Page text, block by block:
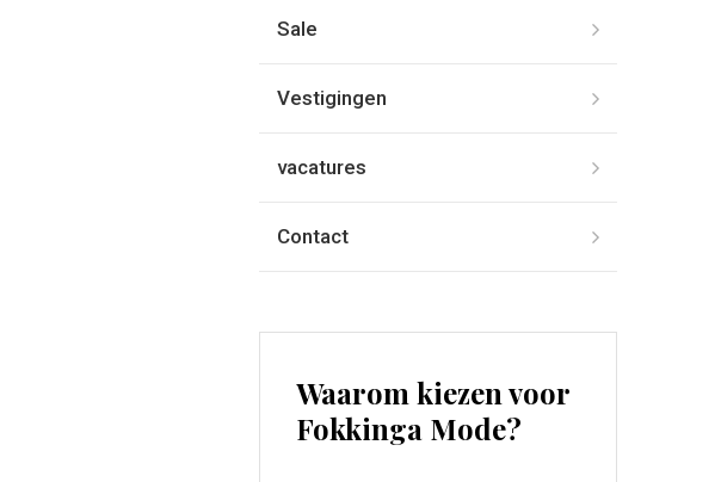
Sale
Vestigingen
vacatures
Contact
Waarom kiezen voor
Fokkinga Mode?